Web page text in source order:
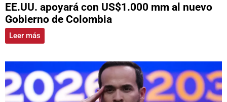
EE.UU. apoyará con US$1.000 mm al nuevo
Gobierno de Colombia
Leer más